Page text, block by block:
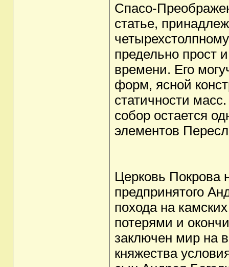
Спасо-
статье,
предельно прост
времени. Его
форм, ясной
статичности
собор остается
элементов
Церковь Покрова
предпринятого
похода на
потерями и
заключен мир на
княжества